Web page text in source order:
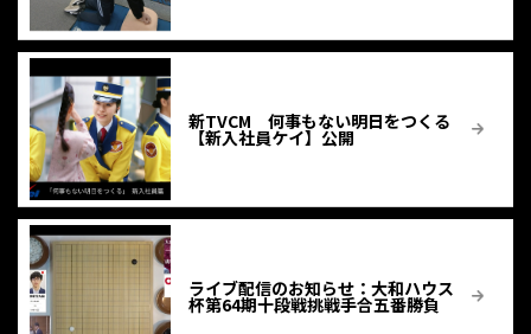
新TVCM 何事もない明日をつくる
【新入社員ケイ】公開
ライブ配信のお知らせ：大和ハウス
杯第64期十段戦挑戦手合五番勝負